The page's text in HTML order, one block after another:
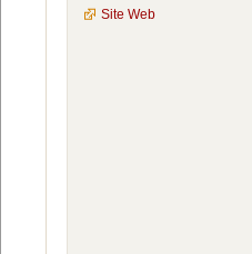
Site Web